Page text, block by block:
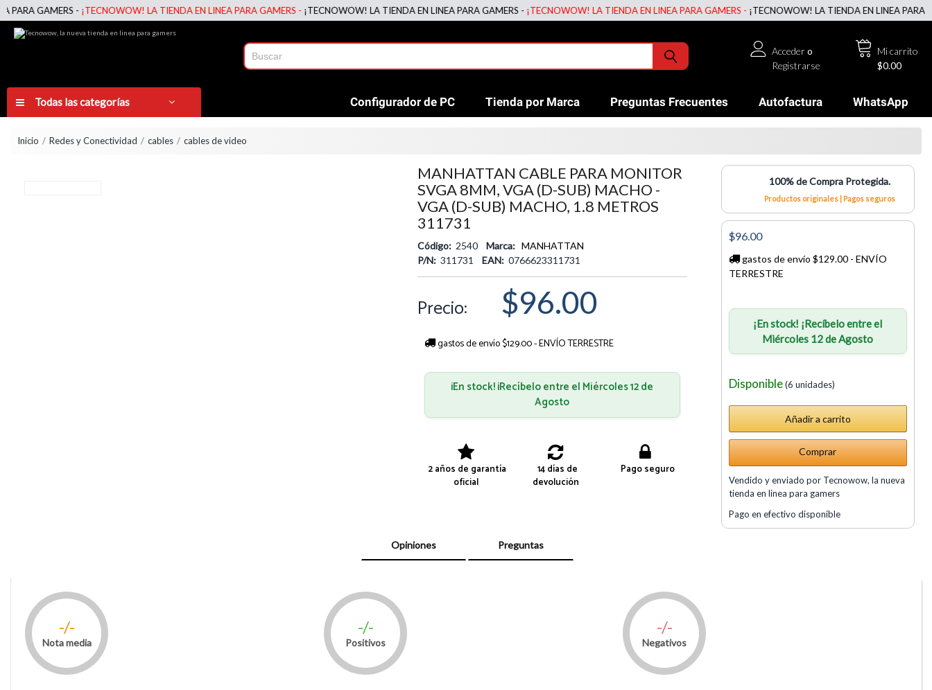
GAMERS -¡TECNOWOW! LA TIENDA EN LINEA PARA GAMERS -¡TECNOWOW! LA TIENDA EN LINEA PARA GAMERS -¡TECNOWOW! LA TIENDA EN LINEA PARA GAMERS -¡TECNOWOW! LA TIENDA EN LINEA PARA
Mi carrito
$0.00
Accedero
Registrarse
Todas las categorías Configurador de PC Tienda por Marca Preguntas Frecuentes Autofactura WhatsApp
Inicio Redes y Conectividad cables cables de video
MANHATTAN CABLE PARA MONITOR
SVGA 8MM, VGA (D-SUB) MACHO -
VGA (D-SUB) MACHO, 1.8 METROS
311731
Código: 2540 Marca: MANHATTAN
P/N: 311731 EAN: 0766623311731
Precio: $96.00
gastos de envío $129.00 - ENVÍO TERRESTRE
¡En stock! ¡Recíbelo entre el Miércoles 12 de
Agosto
2 años de garantía
oficial
14 días de
devolución
Pago seguro
100% de Compra Protegida.
Productos originales | Pagos seguros
$96.00
gastos de envío $129.00 - ENVÍO
TERRESTRE
¡En stock! ¡Recíbelo entre el
Miércoles 12 de Agosto
Disponible(6 unidades)
Comprar
Vendido y enviado por Tecnowow, la nueva
tienda en linea para gamers
Pago en efectivo disponible
Opiniones Preguntas
-/-
Nota media
-/-
Positivos
-/-
Negativos